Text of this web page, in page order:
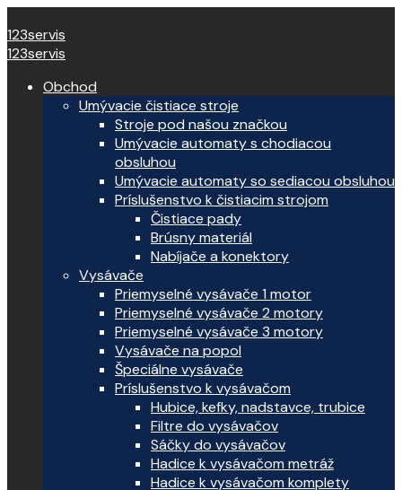
123servis
123servis
Obchod
Umývacie čistiace stroje
Stroje pod našou značkou
Umývacie automaty s chodiacou
obsluhou
Umývacie automaty so sediacou obsluhou
Príslušenstvo k čistiacim strojom
Čistiace pady
Brúsny materiál
Nabíjače a konektory
Vysávače
Priemyselné vysávače 1 motor
Priemyselné vysávače 2 motory
Priemyselné vysávače 3 motory
Vysávače na popol
Špeciálne vysávače
Príslušenstvo k vysávačom
Hubice, kefky, nadstavce, trubice
Filtre do vysávačov
Sáčky do vysávačov
Hadice k vysávačom metráž
Hadice k vysávačom komplety